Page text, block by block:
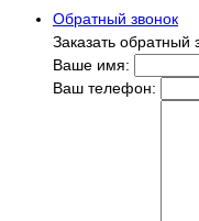
Обратный звонок
Заказать обратный
Ваше имя:
Ваш телефон: